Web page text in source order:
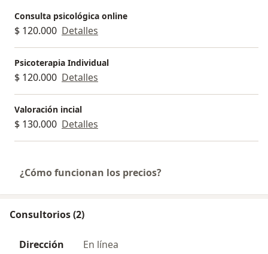
Consulta psicológica online
$ 120.000 Detalles
Psicoterapia Individual
$ 120.000 Detalles
Valoración incial
$ 130.000 Detalles
¿Cómo funcionan los precios?
Consultorios (2)
Dirección En línea